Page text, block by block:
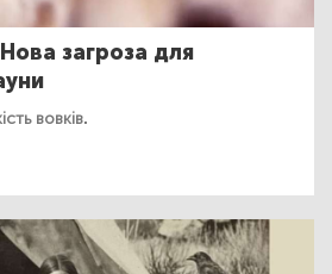
Нова загроза для
вовків.